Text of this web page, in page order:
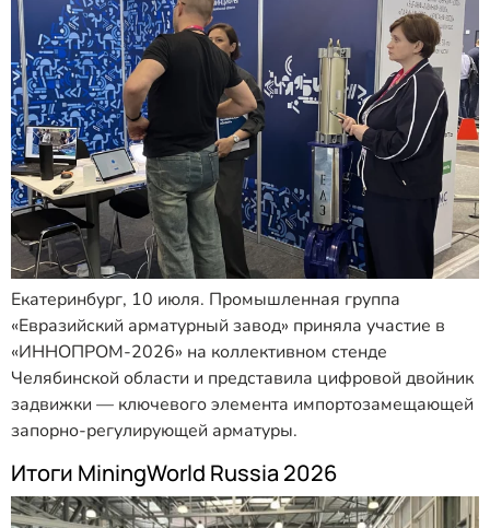
Екатеринбург, 10 июля. Промышленная группа
«Евразийский арматурный завод» приняла участие в
«ИННОПРОМ-2026» на коллективном стенде
Челябинской области и представила цифровой двойник
задвижки — ключевого элемента импортозамещающей
запорно-регулирующей арматуры.
Итоги MiningWorld Russia 2026